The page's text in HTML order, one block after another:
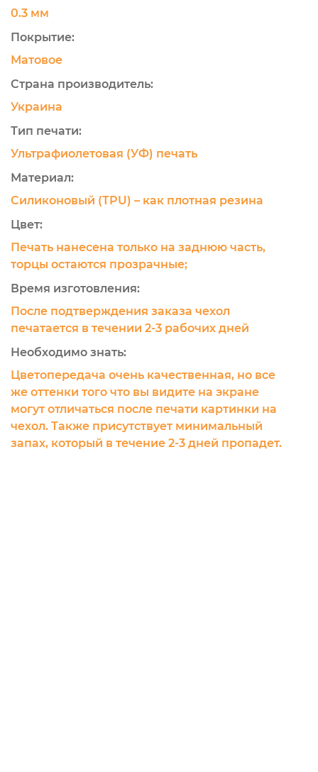
0.3 мм
Покрытие:
Матовое
Страна производитель:
Украина
Тип печати:
Ультрафиолетовая (УФ) печать
Материал:
Силиконовый (TPU) – как плотная резина
Цвет:
Печать нанесена только на заднюю часть,
торцы остаются прозрачные;
Время изготовления:
После подтверждения заказа чехол
печатается в течении 2-3 рабочих дней
Необходимо знать:
Цветопередача очень качественная, но все
же оттенки того что вы видите на экране
могут отличаться после печати картинки на
чехол. Также присутствует минимальный
запах, который в течение 2-3 дней пропадет.